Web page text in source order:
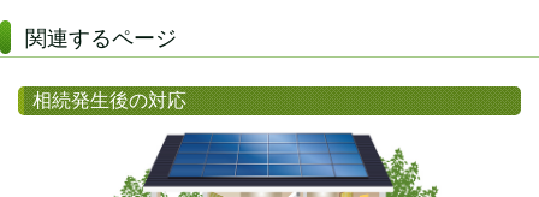
関連するページ
相続発生後の対応